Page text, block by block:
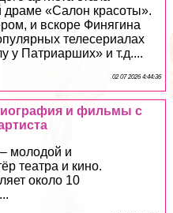
драме «Салон красоты».
и вскоре Финягина
телесериалах
у Патриарших» и т.д....
02 07 2026 4:44:36
и фильмы с
молодой и
театра и кино.
около 10